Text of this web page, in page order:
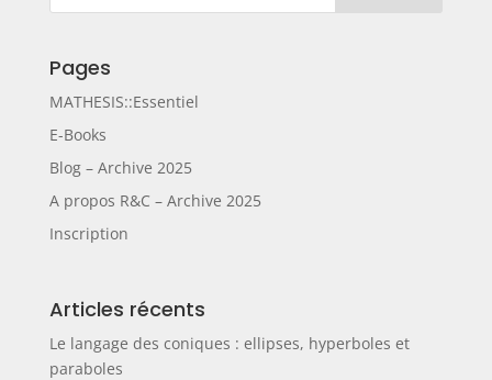
Pages
MATHESIS::Essentiel
E-Books
Blog – Archive 2025
A propos R&C – Archive 2025
Inscription
Articles récents
Le langage des coniques : ellipses, hyperboles et
paraboles